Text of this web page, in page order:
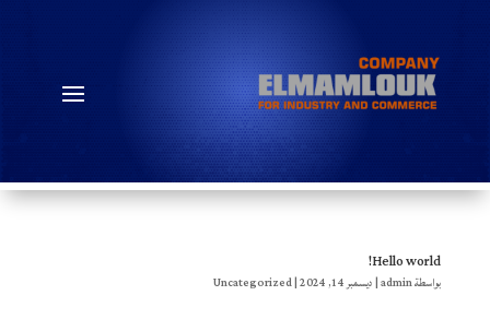
Hello world!
بواسطةadmin
|ديسمبر 14, 2024 |
Uncategorized